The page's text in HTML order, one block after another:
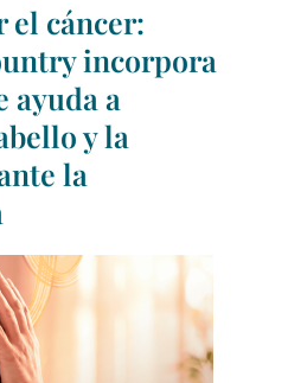
el cáncer:
incorpora
ayuda a
y la
la